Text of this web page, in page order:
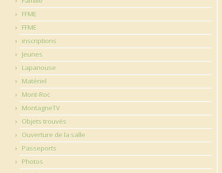
FFME
FFME
inscriptions
Jeunes
Lapanouse
Matériel
Mont-Roc
MontagneTV
Objets trouvés
Ouverture de la salle
Passeports
Photos